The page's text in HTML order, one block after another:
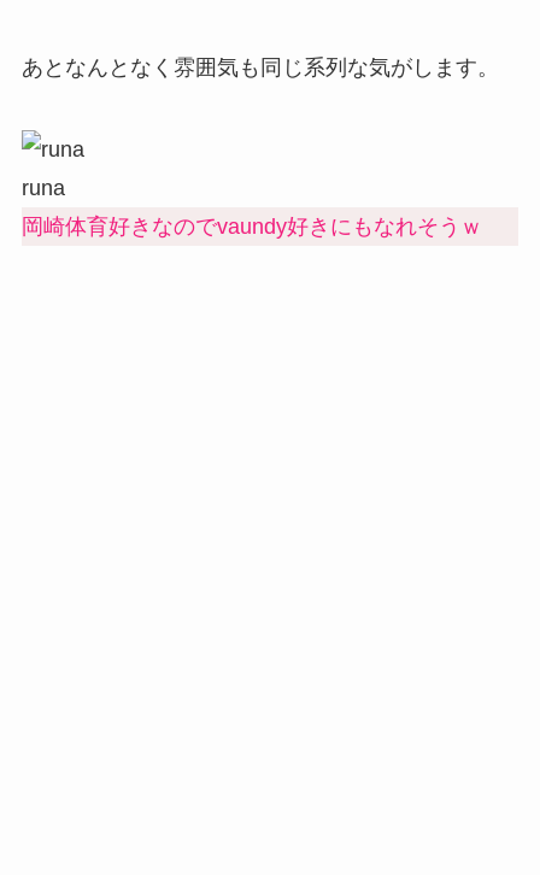
あとなんとなく雰囲気も同じ系列な気がします。
runa
岡崎体育好きなのでvaundy好きにもなれそうｗ